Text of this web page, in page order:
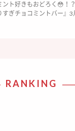
ント好きもおどろく😳！
すぎチョコミントバー』
RANKING